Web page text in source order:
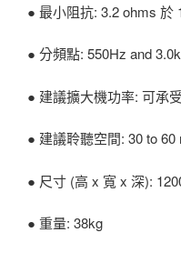
● 最小阻抗: 3.2 ohms 於
● 分頻點: 550Hz and
● 建議擴大機功率: 可承
● 建議聆聽空間: 30 to 60
● 尺寸 (高 x 寬 x 深):
● 重量: 38kg